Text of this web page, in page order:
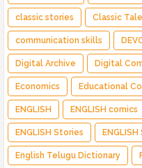
classic stories Classic
communication skills
Digital Archive Digital
Economics Educational
ENGLISH ENGLISH comics
ENGLISH Stories
English Telugu Dictionary